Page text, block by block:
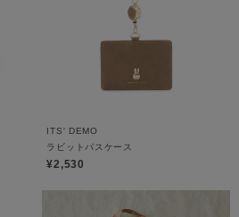
ITS' DEMO
ラビットパスケース
¥2,530